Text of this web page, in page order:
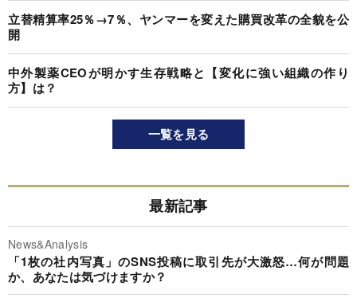
立替精算率25％→7％、ヤンマーを変えた購買改革の全貌を公
開
中外製薬CEOが明かす生存戦略と【変化に強い組織の作り
方】は？
一覧を見る
最新記事
News&Analysis
「1枚の社内写真」のSNS投稿に取引先が大激怒…何が問題
か、あなたは気づけますか？